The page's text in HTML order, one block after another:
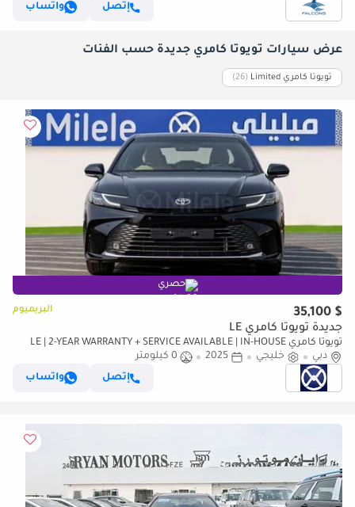
إتصل
واتساب
عرض سيارات تويوتا كامري جديدة حسب الفئات
تويوتا كامري Limited ‏(26)
حصري
$ 35,100 البريميوم
جديدة تويوتا كامري LE
تويوتا كامري LE | 2-YEAR WARRANTY + SERVICE AVAILABLE | IN-HOUSE
FINANCING | 0% DOWNPAYMENT (BANK)
دبي خليجي 2025
0 كيلومتر
إتصل
واتساب